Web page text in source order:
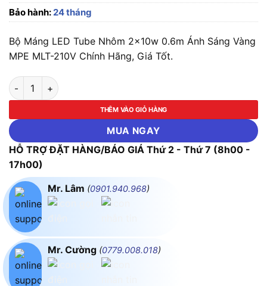
Bảo hành:24 tháng
Bộ Máng LED Tube Nhôm 2x10w 0.6m Ánh Sáng Vàng
MPE MLT-210V Chính Hãng, Giá Tốt.
Bộ Máng LED Tube Nhôm 2x10w 0.6m Ánh Sáng Vàng MPE
THÊM VÀO GIỎ HÀNG
MUA NGAY
HỖ TRỢ ĐẶT HÀNG/BÁO GIÁ Thứ 2 - Thứ 7 (8h00 -
17h00)
Mr. Lâm (0901.940.968)
Mr. Cường (0779.008.018)